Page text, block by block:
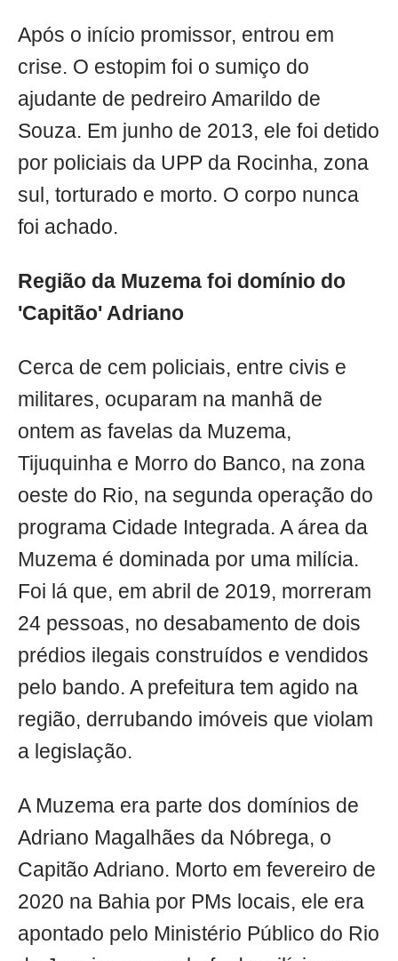
Após o início promissor, entrou em
crise. O estopim foi o sumiço do
ajudante de pedreiro Amarildo de
Souza. Em junho de 2013, ele foi detido
por policiais da UPP da Rocinha, zona
sul, torturado e morto. O corpo nunca
foi achado.
Região da Muzema foi domínio do
'Capitão' Adriano
Cerca de cem policiais, entre civis e
militares, ocuparam na manhã de
ontem as favelas da Muzema,
Tijuquinha e Morro do Banco, na zona
oeste do Rio, na segunda operação do
programa Cidade Integrada. A área da
Muzema é dominada por uma milícia.
Foi lá que, em abril de 2019, morreram
24 pessoas, no desabamento de dois
prédios ilegais construídos e vendidos
pelo bando. A prefeitura tem agido na
região, derrubando imóveis que violam
a legislação.
A Muzema era parte dos domínios de
Adriano Magalhães da Nóbrega, o
Capitão Adriano. Morto em fevereiro de
2020 na Bahia por PMs locais, ele era
apontado pelo Ministério Público do Rio